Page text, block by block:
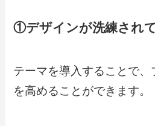
①デザインが洗練され
テーマを導入することで
を高めることができます。